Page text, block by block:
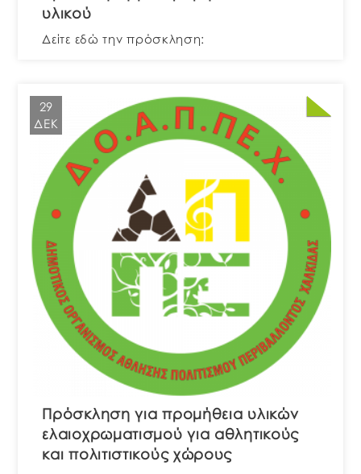
υλικού
Δείτε εδώ την πρόσκληση:
29
ΔΕΚ
Πρόσκληση για προμήθεια υλικών
ελαιοχρωματισμού για αθλητικούς
και πολιτιστικούς χώρους